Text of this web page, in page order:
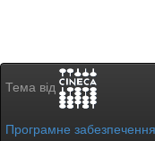
Тема від
Програмне